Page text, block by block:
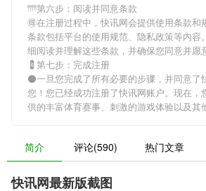
🌁第六步：阅读并同意条款
🉐在注册过程中， 快讯网会提供使用条款和
条款包括平台的使用规范、隐私政策等内容
细阅读并理解这些条款，并确保您同意并愿
💈第七步：完成注册
⚫一旦您完成了所有必要的步骤，并同意了
您！您已经成功注册了快讯网账户。现在，
供的丰富体育赛事、刺激的游戏体验以及其
简介 评论(590) 热门文章
快讯网最新版截图